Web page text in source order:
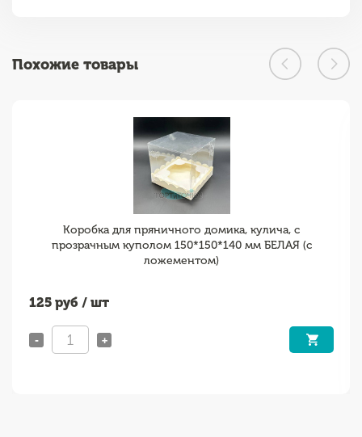
Похожие товары
Коробка для пряничного домика, кулича, с
прозрачным куполом 150*150*140 мм БЕЛАЯ (с
ложементом)
125 руб / шт
- +